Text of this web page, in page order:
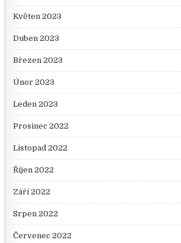
Květen 2023
Duben 2023
Březen 2023
Únor 2023
Leden 2023
Prosinec 2022
Listopad 2022
Říjen 2022
Září 2022
Srpen 2022
Červenec 2022